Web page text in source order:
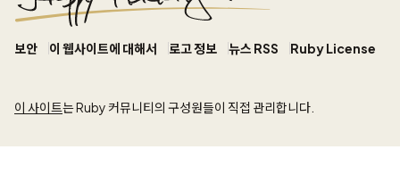
보안 이 웹사이트에 대해서 로고 정보 뉴스 RSS Ruby License
이 사이트는 Ruby 커뮤니티의 구성원들이 직접 관리합니다.